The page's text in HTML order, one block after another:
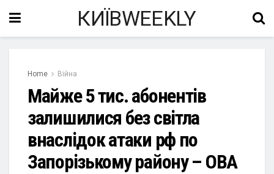
КИЇВWEEKLY
Home Війна
Майже 5 тис. абонентів
залишилися без світла
внаслідок атаки рф по
Запорізькому району – ОВА